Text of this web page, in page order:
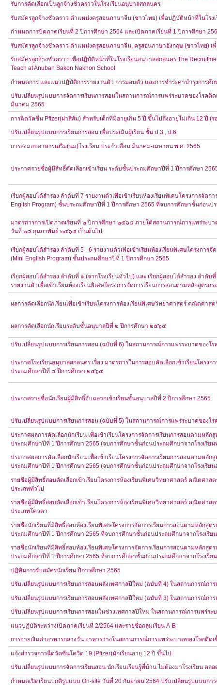
รับการคัดเลือกเป็นลูกจ้างชั่วคราวในโรงเรียนอนุบาลสกลนคร
รับสมัครลูกจ้างชั่วคราว ตำแหน่งครูสอนภาษาจีน (ชาวไทย) เพื่อปฏิบัติหน้าที่ในโรง
กำหนดการปิดภาคเรียนที่ 2 ปีการศึกษา 2564 และเปิดภาคเรียนที่ 1 ปีการศึกษา
รับสมัครลูกจ้างชั่วคราว ตำแหน่งครูสอนภาษาจีน, ครูสอนภาษาอังกฤษ (ชาวไทย) เ
รับสมัครลูกจ้างชั่วคราว เพื่อปฏิบัติหน้าที่ในโรงเรียนอนุบาลสกลนคร The
Teach at Anuban Sakon Nakhon School
กำหนดการ และแนวปฏิบัติการรายงานตัว การมอบตัว และการชำระค่าบำรุงการศึ
ปรับเปลี่ยนรูปแบบการจัดการเรียนการสอนในสถานการณ์การแพร่ระบาดของโรคติ
มีนาคม 2565
การฉีดวัคซีน ​Pfizer(ฝาสีส้ม) สำหรับเด็กที่มีอายุเกิน 5 ปี ขึ้นไปถึงอายุไม่เกิน 12 ปี (ร
ปรับเปลี่ยนรูปแบบการเรียนการสอน เพื่อประเมินผู้เรียน ชั้น ป.3 , ป.6
การส่งมอบอาหารเสริม(นม)โรงเรียน ประจำเดือน มีนาคม-เมษายน พ.ศ. 2565
ประกาศรายชื่อผู้มีสิทธิ์คัดเลือกเข้าเรียน ระดับชั้นประถมศึกษาปีที่ 1 ปีการศึกษา
เรียกผู้สอบได้สำรอง ลำดับที่ 7 รายงานตัวเพื่อเข้าเรียนห้องเรียนพิเศษโครงการจัด
English Program) ชั้นประถมศึกษาปีที่ 1 ปีการศึกษา 2565 ที่จบการศึกษาชั้นก่อนป
มาตรการการเปิดภาคเรียนที่ ๒ ปีการศึกษา ๒๕๖๔ ภายใต้สถานการณ์การแพร่ระบ
วันที่ ๒๘ กุมภาพันธ์ ๒๕๖๕ เป็นต้นไป
เรียกผู้สอบได้สำรอง ลำดับที่ 5 - 6 รายงานตัวเพื่อเข้าเรียนห้องเรียนพิเศษโครงกา
(Mini English Program) ชั้นประถมศึกษาปีที่ 1 ปีการศึกษา 2565
เรียกผู้สอบได้สำรอง ลำดับที่ ๑ (จากโรงเรียนทั่วไป) และ เรียกผู้สอบได้สำรอง ลำ
รายงานตัวเพื่อเข้าเรียนห้องเรียนพิเศษโครงการจัดการเรียนการสอนตามหลักสูตรก
ผลการคัดเลือกนักเรียนเพื่อเข้าเรียนโครงการห้องเรียนพิเศษวิทยาศาสตร์ คณิตศ
ผลการคัดเลือกนักเรียนระดับชั้นอนุบาลปีที่ ๒ ปีการศึกษา ๒๕๖๕
ปรับเปลี่ยนรูปแบบการเรียนการสอน (ฉบับที่ 6) ในสถานการณ์การแพร่ระบาดของโร
ประกาศโรงเรียนอนุบาลสกลนคร เรื่อง มาตรการในการสอบคัดเลือกเข้าเรียนโคร
ประถมศึกษาปีที่ ๔ ปีการศึกษา ๒๕๖๕
ประกาศรายชื่อนักเรียนผู้มีสิทธิ์จับฉลากเข้าเรียนชั้นอนุบาลปีที่ 2 ปีการศึกษา 2565
ปรับเปลี่ยนรูปแบบการเรียนการสอน (ฉบับที่ 5) ในสถานการณ์การแพร่ระบาดของโร
ประกาศผลการคัดเลือกนักเรียน เพื่อเข้าเรียนโครงการจัดการเรียนการสอนตามหลั
ประถมศึกษาปีที่ 1 ปีการศึกษา 2565 (จบการศึกษาชั้นก่อนประถมศึกษาจากโรงเรียน
ประกาศผลการคัดเลือกนักเรียน เพื่อเข้าเรียนโครงการจัดการเรียนการสอนตามหลั
ประถมศึกษาปีที่ 1 ปีการศึกษา 2565 (จบการศึกษาชั้นก่อนประถมศึกษาจากโรงเรีย
รายชื่อผู้มีสิทธิ์สอบคัดเลือกเข้าเรียนโครงการห้องเรียนพิเศษวิทยาศาสตร์ คณิตศา
ประเภททั่วไป
รายชื่อผู้มีสิทธิ์สอบคัดเลือกเข้าเรียนโครงการห้องเรียนพิเศษวิทยาศาสตร์ คณิตศา
ประเภทโควตา
รายชื่อนักเรียนที่มีสิทธิ์สอบห้องเรียนพิเศษโครงการจัดการเรียนการสอนตามหลักสู
ประถมศึกษาปีที่ 1 ปีการศึกษา 2565 ที่จบการศึกษาชั้นก่อนประถมศึกษาจากโรงเรีย
รายชื่อนักเรียนที่มีสิทธิ์สอบห้องเรียนพิเศษโครงการจัดการเรียนการสอนตามหลักสู
ประถมศึกษาปีที่ 1 ปีการศึกษา 2565 ที่จบการศึกษาชั้นก่อนประถมศึกษาจากโรงเรีย
ปฏิทินการรับสมัครนักเรียน ปีการศึกษา 2565
ปรับเปลี่ยนรูปแบบการเรียนการสอนหลังเทศกาลปีใหม่ (ฉบับที่ 4) ในสถานการณ์กา
ปรับเปลี่ยนรูปแบบการเรียนการสอนหลังเทศกาลปีใหม่ (ฉบับที่ 3) ในสถานการณ์กา
ปรับเปลี่ยนรูปแบบการเรียนการสอนในช่วงเทศกาลปีใหม่ ในสถานการณ์การแพร่ระ
แนวปฏิบัติระหว่างเปิดภาคเรียนที่ 2/2564 และรายชื่อกลุ่มเรียน A-B
การจ่ายเงินค่าอาหารกลางวัน อาหารว่างในสถานการณ์การแพร่ระบาดของโรคติดเ
แจ้งสำรวจการฉีดวัคซีนโควิด 19 (Pfizer)นักเรียนอายุ 12 ปี ขึ้นไป
ปรับเปลี่ยนรูปแบบการจัดการเรียนสอน นักเรียนเรียนรู้ที่บ้าน ไม่ต้องมาโรงเรียน ตล
กำหนดเปิดเรียนปกติรูปแบบ On-site วันที่ 20 กันยายน 2564 ปรับเปลี่ยนรูปแบบการ